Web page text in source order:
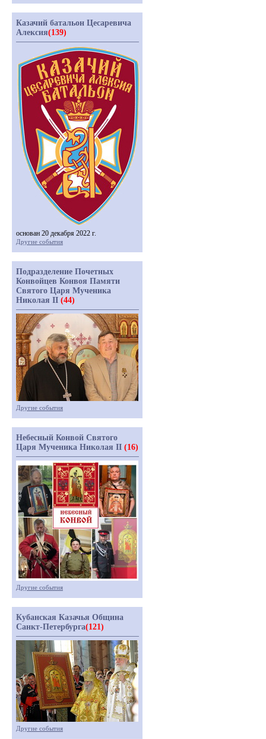
Казачий батальон Цесаревича
Алексия(139)
основан 20 декабря 2022 г.
Другие события
Подразделение Почетных
Конвойцев Конвоя Памяти
Святого Царя Мученика
Николая II (44)
Другие события
Небесный Конвой Святого
Царя Мученика Николая II (16)
Другие события
Кубанская Казачья Община
Санкт-Петербурга(121)
Другие события